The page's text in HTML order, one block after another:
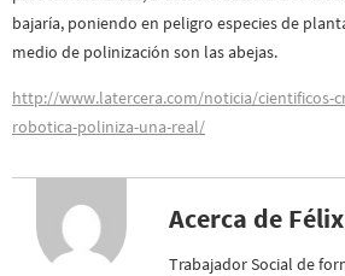
bajaría, poniendo en peligro especies de
medio de polinización son las abejas.
http://www.latercera.com/noticia/cientificos-
robotica-poliniza-una-real/
Acerca de
Trabajador Social de